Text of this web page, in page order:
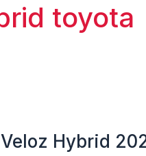
toyota
Hybrid